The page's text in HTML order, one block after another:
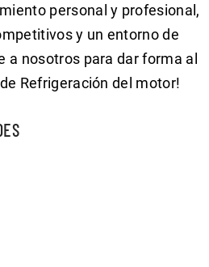
personal y profesional,
y un entorno de
a nosotros para dar forma al
Refrigeración del motor!